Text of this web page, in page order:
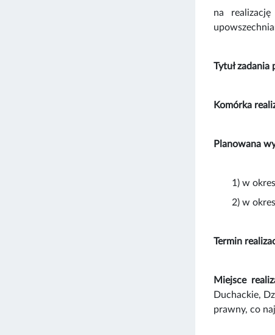
na
Tytuł zadania
Komórka
Planowana
1) w
2) w
Termin
Miejsce
Duchackie,
prawny, co